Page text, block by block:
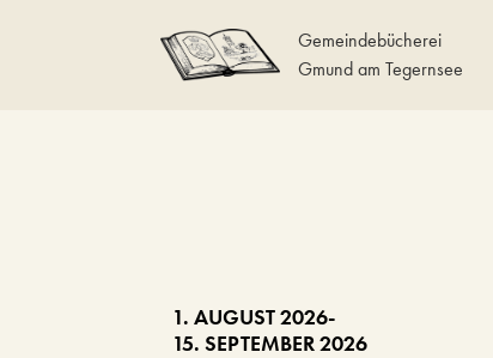
Gemeindebücherei
Gmund am Tegernsee
1. AUGUST 2026-
15. SEPTEMBER 2026